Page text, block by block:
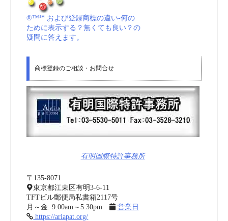
®™℠ および登録商標の違い-何の
ために表示する？無くても良い？の
疑問に答えます。
商標登録のご相談・お問合せ
有明国際特許事務所
〒135-8071
東京都江東区有明3-6-11
TFTビル郵便局私書箱2117号
月～金: 9:00am～5:30pm
営業日
https://ariapat.org/